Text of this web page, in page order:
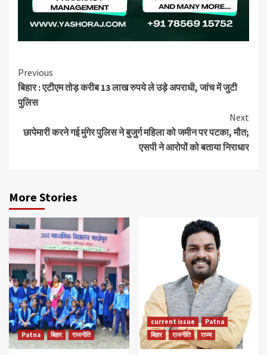
Continue
Reading
Previous
बिहार : एटीएम तोड़ करीब 13 लाख रुपये ले उड़े अपराधी, जांच में जुटी
पुलिस
Next
छापेमारी करने गई मुंगेर पुलिस ने बुजुर्ग महिला को जमीन पर पटका, मौत;
एसपी ने आरोपों को बताया निराधार
More Stories
Patna बिहार राजनीति
current issue
Patna
बिहार
राजनीति राज्य